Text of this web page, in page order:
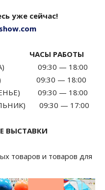
уже сейчас!
ЧАСЫ РАБОТЫ
09:30 — 18:00
09:30 — 18:00
09:30 — 18:00
09:30 — 17:00
ВЫСТАВКИ
товаров и товаров для